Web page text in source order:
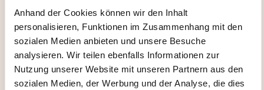
Anhand der Cookies können wir den Inhalt
personalisieren, Funktionen im Zusammenhang mit den
sozialen Medien anbieten und unsere Besuche
analysieren. Wir teilen ebenfalls Informationen zur
Nutzung unserer Website mit unseren Partnern aus den
sozialen Medien, der Werbung und der Analyse, die dies
DIESE WEITERBILDUNGEN
KÖNNTEN SIE INTERESSIEREN